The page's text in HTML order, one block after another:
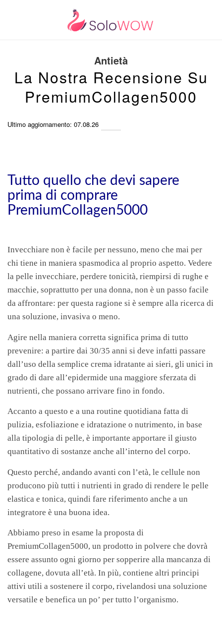
Antietà
La Nostra Recensione Su
PremiumCollagen5000
Ultimo aggiornamento: 07.08.26
Tutto quello che devi sapere
prima di comprare
PremiumCollagen5000
Invecchiare non è facile per nessuno, meno che mai per
chi tiene in maniera spasmodica al proprio aspetto. Vedere
la pelle invecchiare, perdere tonicità, riempirsi di rughe e
macchie, soprattutto per una donna, non è un passo facile
da affrontare: per questa ragione si è sempre alla ricerca di
una soluzione, invasiva o meno.
Agire nella maniera corretta significa prima di tutto
prevenire: a partire dai 30/35 anni si deve infatti passare
dall’uso della semplice crema idratante ai sieri, gli unici in
grado di dare all’epidermide una maggiore sferzata di
nutrienti, che possano arrivare fino in fondo.
Accanto a questo e a una routine quotidiana fatta di
pulizia, esfoliazione e idratazione o nutrimento, in base
alla tipologia di pelle, è importante apportare il giusto
quantitativo di sostanze anche all’interno del corpo.
Questo perché, andando avanti con l’età, le cellule non
producono più tutti i nutrienti in grado di rendere le pelle
elastica e tonica, quindi fare riferimento anche a un
integratore è una buona idea.
Abbiamo preso in esame la proposta di
PremiumCollagen5000, un prodotto in polvere che dovrà
essere assunto ogni giorno per sopperire alla mancanza di
collagene, dovuta all’età. In più, contiene altri principi
attivi utili a sostenere il corpo, rivelandosi una soluzione
versatile e benefica un po’ per tutto l’organismo.